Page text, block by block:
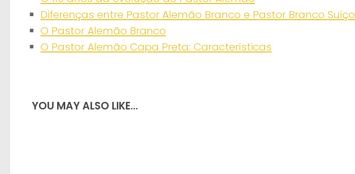
Diferenças entre Pastor Alemão Branco e Pastor Branco Suíço
O Pastor Alemão Branco
O Pastor Alemão Capa Preta: Características
YOU MAY ALSO LIKE...